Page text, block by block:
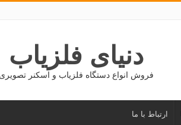
دنیای فلزیاب
فروش انواع دستگاه فلزیاب و اسکنر تصویری
ارتباط با ما